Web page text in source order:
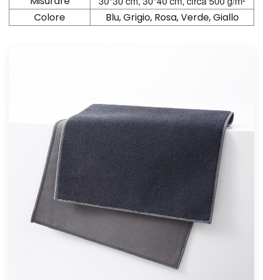
Colore
Blu, Grigio, Rosa, Verde, Giallo